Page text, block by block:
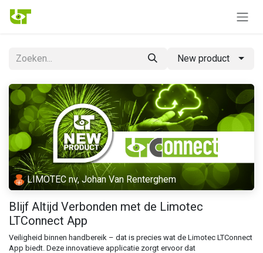
Overslaan naar inhoud
New product
LIMOTEC nv, Johan Van Renterghem
Blijf Altijd Verbonden met de Limotec
LTConnect App
Veiligheid binnen handbereik – dat is precies wat de Limotec LTConnect
App biedt. Deze innovatieve applicatie zorgt ervoor dat